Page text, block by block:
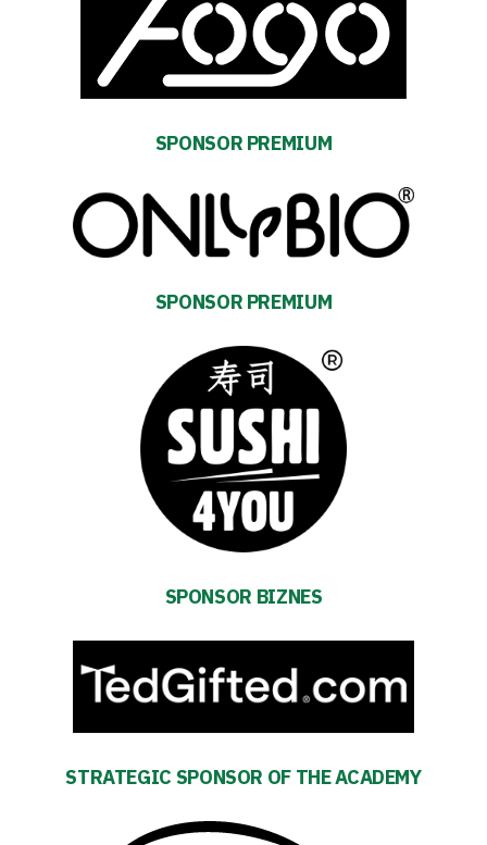
Regulations
Warta’s
#WORTHdownload
SPONSOR PREMIUM
SPONSOR PREMIUM
SPONSOR BIZNES
STRATEGIC SPONSOR OF THE ACADEMY